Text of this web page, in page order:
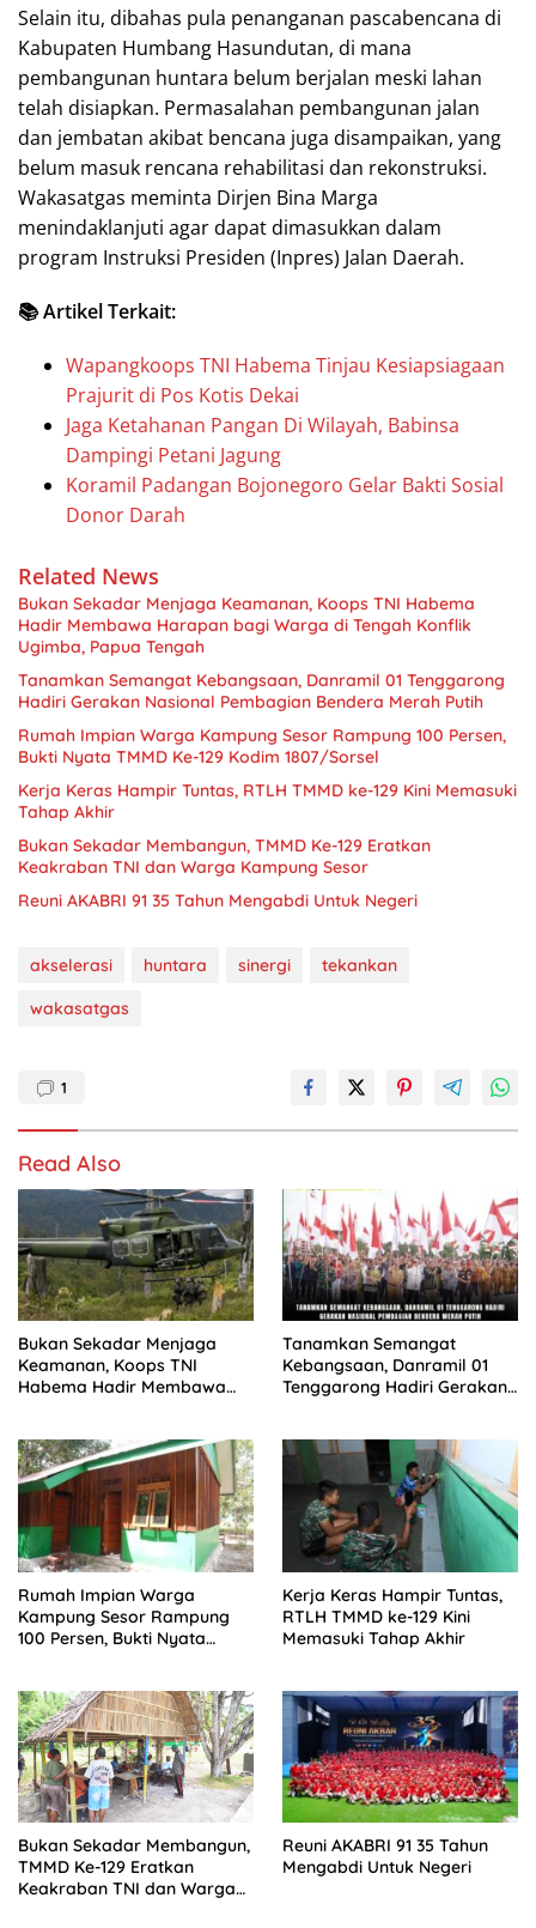
Selain itu, dibahas pula penanganan pascabencana di
Kabupaten Humbang Hasundutan, di mana
pembangunan huntara belum berjalan meski lahan
telah disiapkan. Permasalahan pembangunan jalan
dan jembatan akibat bencana juga disampaikan, yang
belum masuk rencana rehabilitasi dan rekonstruksi.
Wakasatgas meminta Dirjen Bina Marga
menindaklanjuti agar dapat dimasukkan dalam
program Instruksi Presiden (Inpres) Jalan Daerah.
📚 Artikel Terkait:
Wapangkoops TNI Habema Tinjau Kesiapsiagaan
Prajurit di Pos Kotis Dekai
Jaga Ketahanan Pangan Di Wilayah, Babinsa
Dampingi Petani Jagung
Koramil Padangan Bojonegoro Gelar Bakti Sosial
Donor Darah
Related News
Bukan Sekadar Menjaga Keamanan, Koops TNI Habema
Hadir Membawa Harapan bagi Warga di Tengah Konflik
Ugimba, Papua Tengah
Tanamkan Semangat Kebangsaan, Danramil 01 Tenggarong
Hadiri Gerakan Nasional Pembagian Bendera Merah Putih
Rumah Impian Warga Kampung Sesor Rampung 100 Persen,
Bukti Nyata TMMD Ke-129 Kodim 1807/Sorsel
Kerja Keras Hampir Tuntas, RTLH TMMD ke-129 Kini Memasuki
Tahap Akhir
Bukan Sekadar Membangun, TMMD Ke-129 Eratkan
Keakraban TNI dan Warga Kampung Sesor
Reuni AKABRI 91 35 Tahun Mengabdi Untuk Negeri
akselerasi huntara sinergi
tekankan
wakasatgas
1
Read Also
Bukan Sekadar Menjaga
Keamanan, Koops TNI
Habema Hadir Membawa
Papua Tengah
Tanamkan Semangat
Kebangsaan, Danramil 01
Tenggarong Hadiri Gerakan
Rumah Impian Warga
Kampung Sesor Rampung
100 Persen, Bukti Nyata
Kerja Keras Hampir Tuntas,
RTLH TMMD ke-129 Kini
Memasuki Tahap Akhir
Bukan Sekadar Membangun,
TMMD Ke-129 Eratkan
Keakraban TNI dan Warga
Reuni AKABRI 91 35 Tahun
Mengabdi Untuk Negeri